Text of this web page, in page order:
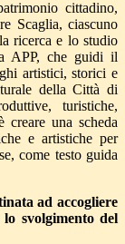
cittadino,
Scaglia, ciascuno
ricerca e lo studio
APP, che guidi il
artistici, storici e
della Città di
turistiche,
una scheda
e artistiche per
come testo guida
ad accogliere
svolgimento del